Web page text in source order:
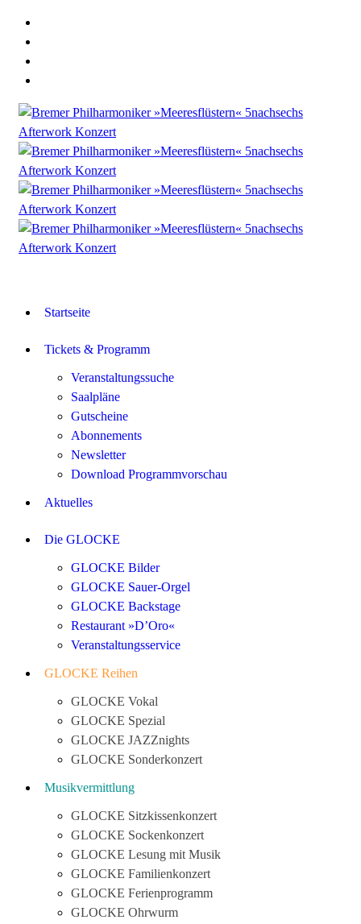
Startseite
Tickets & Programm
Veranstaltungssuche
Saalpläne
Gutscheine
Abonnements
Newsletter
Download Programmvorschau
Aktuelles
Die GLOCKE
GLOCKE Bilder
GLOCKE Sauer-Orgel
GLOCKE Backstage
Restaurant »D’Oro«
Veranstaltungsservice
GLOCKE Reihen
GLOCKE Vokal
GLOCKE Spezial
GLOCKE JAZZnights
GLOCKE Sonderkonzert
Musikvermittlung
GLOCKE Sitzkissenkonzert
GLOCKE Sockenkonzert
GLOCKE Lesung mit Musik
GLOCKE Familienkonzert
GLOCKE Ferienprogramm
GLOCKE Ohrwurm